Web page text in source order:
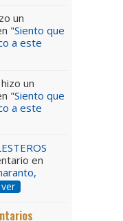
un
"Siento que
a este
hizo un
"Siento que
a este
en
ver